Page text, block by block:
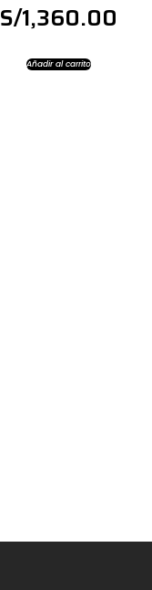
S/1,360.00
Añadir al carrito